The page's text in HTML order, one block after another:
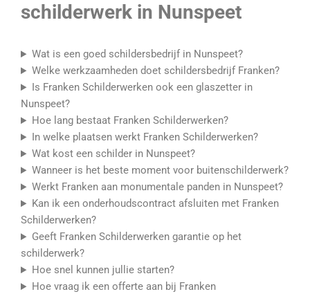
schilderwerk in Nunspeet
Wat is een goed schildersbedrijf in Nunspeet?
Welke werkzaamheden doet schildersbedrijf Franken?
Is Franken Schilderwerken ook een glaszetter in
Nunspeet?
Hoe lang bestaat Franken Schilderwerken?
In welke plaatsen werkt Franken Schilderwerken?
Wat kost een schilder in Nunspeet?
Wanneer is het beste moment voor buitenschilderwerk?
Werkt Franken aan monumentale panden in Nunspeet?
Kan ik een onderhoudscontract afsluiten met Franken
Schilderwerken?
Geeft Franken Schilderwerken garantie op het
schilderwerk?
Hoe snel kunnen jullie starten?
Hoe vraag ik een offerte aan bij Franken